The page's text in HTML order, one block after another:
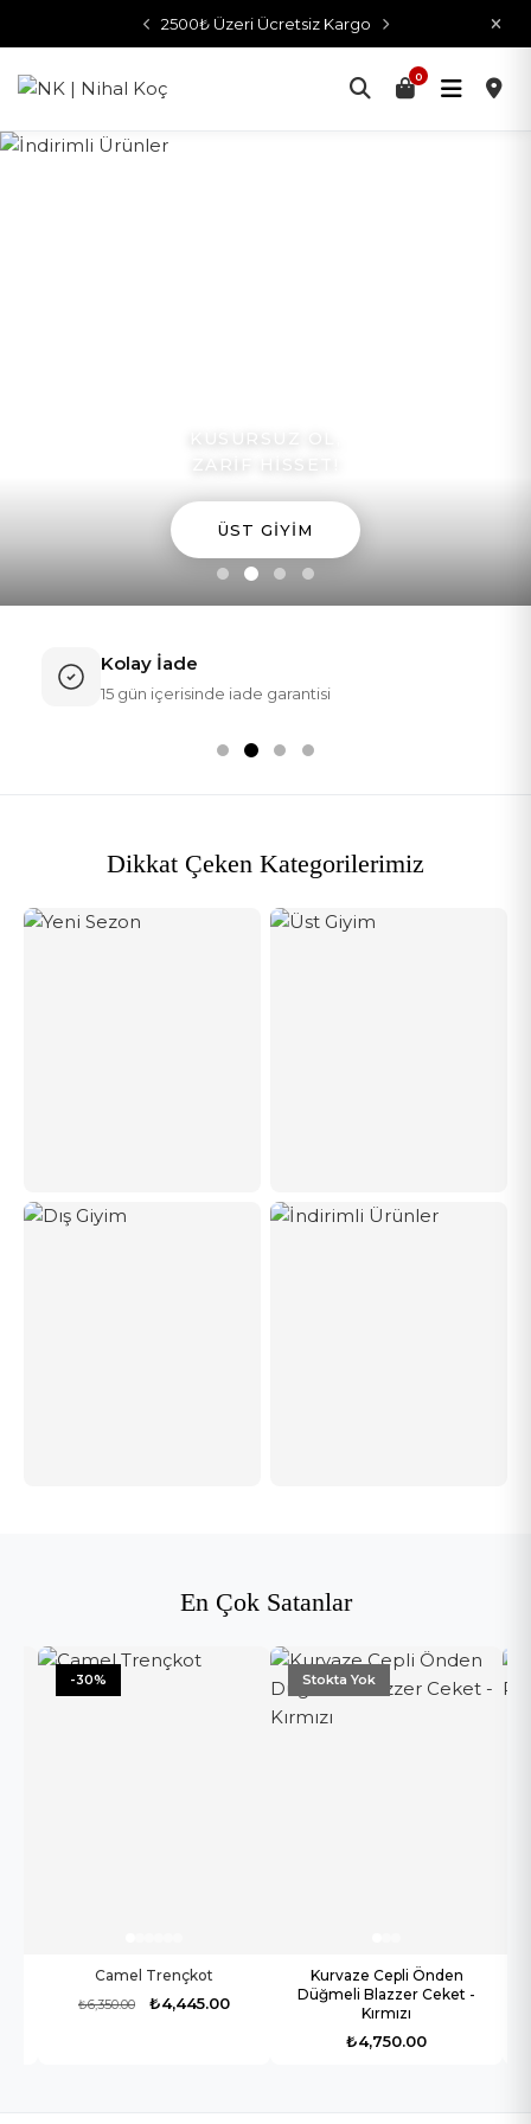
2500₺ Üzeri Ücretsiz Kargo
0
KUSURSUZ OL,
ZARİF HİSSET!
ÜST GIYIM
Kolay İade
15 gün içerisinde iade garantisi
Dikkat Çeken Kategorilerimiz
Yeni Sezon Üst Giyim
En Çok Satanlar
-30%
Camel Trençkot
₺6,350.00 ₺4,445.00
Stokta Yok
Kurvaze Cepli Önden
Düğmeli Blazzer Ceket -
Kırmızı
₺4,750.00